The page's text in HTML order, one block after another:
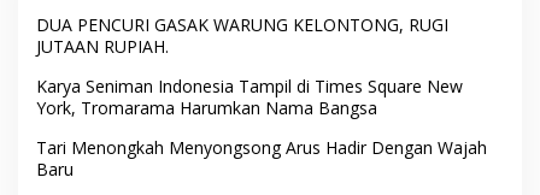
DUA PENCURI GASAK WARUNG KELONTONG, RUGI
JUTAAN RUPIAH.
Karya Seniman Indonesia Tampil di Times Square New
York, Tromarama Harumkan Nama Bangsa
Tari Menongkah Menyongsong Arus Hadir Dengan Wajah
Baru